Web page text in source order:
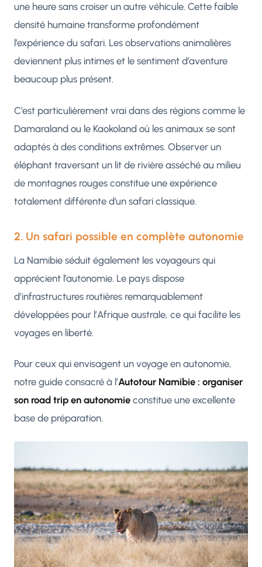
une heure sans croiser un autre véhicule. Cette faible
densité humaine transforme profondément
l’expérience du safari. Les observations animalières
deviennent plus intimes et le sentiment d’aventure
beaucoup plus présent.
C’est particulièrement vrai dans des régions comme le
Damaraland ou le Kaokoland où les animaux se sont
adaptés à des conditions extrêmes. Observer un
éléphant traversant un lit de rivière asséché au milieu
de montagnes rouges constitue une expérience
totalement différente d’un safari classique.
2. Un safari possible en complète autonomie
La Namibie séduit également les voyageurs qui
apprécient l’autonomie. Le pays dispose
d’infrastructures routières remarquablement
développées pour l’Afrique australe, ce qui facilite les
voyages en liberté.
Pour ceux qui envisagent un voyage en autonomie,
notre guide consacré à l’Autotour Namibie : organiser
son road trip en autonomie constitue une excellente
base de préparation.